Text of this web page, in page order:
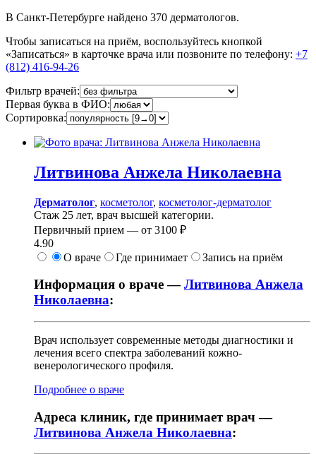
В Санкт-Петербурге найдено 370 дерматологов.
Чтобы записаться на приём, воспользуйтесь кнопкой
«Записаться» в карточке врача или позвоните по телефону: +7
(812) 416-94-26
Фильтр врачей:
Первая буква в ФИО:
Сортировка:
Литвинова Анжела Николаевна
Дерматолог, косметолог, косметолог-дерматолог
Стаж 25 лет, врач высшей категории.
Первичный прием — от 3100 ₽
4.90
О враче
Где принимает Запись на приём
Информация о враче —Литвинова Анжела
Николаевна:
Врач использует современные методы диагностики и
лечения всего спектра заболеваний кожно-
венерологического профиля.
Подробнее о враче
Адреса клиник, где принимает врач —
Литвинова Анжела Николаевна: